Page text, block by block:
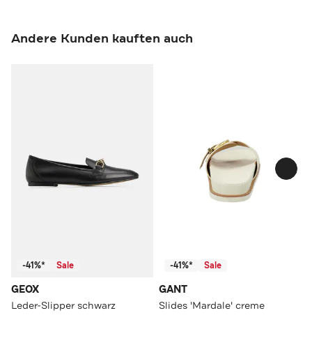
Andere Kunden kauften auch
-41%* Sale
GEOX
Leder-Slipper schwarz
-41%* Sale
GANT
Slides 'Mardale' creme